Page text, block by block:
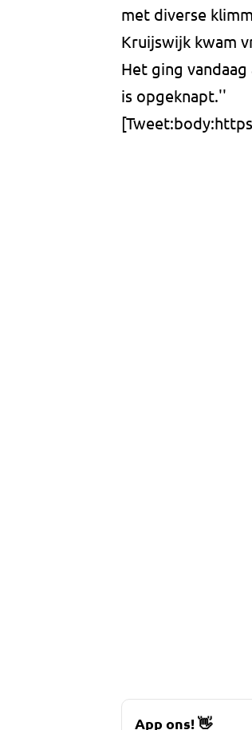
met diverse
Kruijswijk kwam
Het ging
is opgeknapt.''
App ons!👋